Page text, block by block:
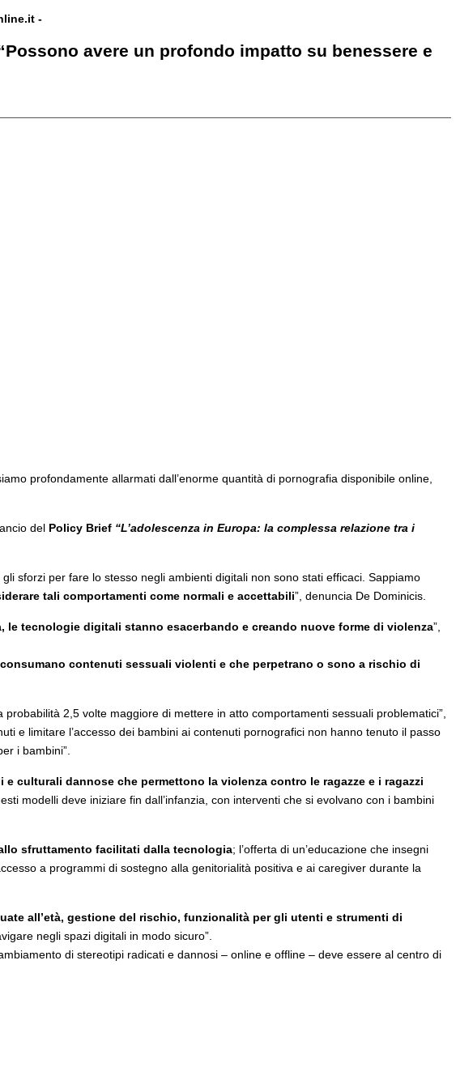
-
avere un profondo impatto su benessere e
siamo profondamente allarmati dall’enorme quantità di pornografia disponibile online,
del Policy Brief “L’adolescenza in Europa: la complessa relazione tra i
sforzi per fare lo stesso negli ambienti digitali non sono stati efficaci. Sappiamo
tali comportamenti come normali e accettabili”, denuncia De Dominicis.
tecnologie digitali stanno esacerbando e creando nuove forme di violenza”,
contenuti sessuali violenti e che perpetrano o sono a rischio di
2,5 volte maggiore di mettere in atto comportamenti sessuali problematici”,
e limitare l’accesso dei bambini ai contenuti pornografici non hanno tenuto il passo
i bambini”.
culturali dannose che permettono la violenza contro le ragazze e i ragazzi
modelli deve iniziare fin dall’infanzia, con interventi che si evolvano con i bambini
sfruttamento facilitati dalla tecnologia; l’offerta di un’educazione che insegni
a programmi di sostegno alla genitorialità positiva e ai caregiver durante la
all’età, gestione del rischio, funzionalità per gli utenti e strumenti di
negli spazi digitali in modo sicuro”.
di stereotipi radicati e dannosi – online e offline – deve essere al centro di